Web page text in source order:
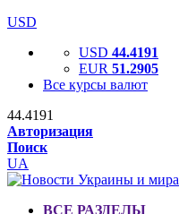
USD
USD 44.4191
EUR 51.2905
Все курсы валют
44.4191
Авторизация
Поиск
UA
ВСЕ РАЗДЕЛЫ